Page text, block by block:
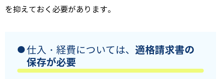
を抑えておく必要があります。
仕入・経費については、 適格請求書の
保存が必要